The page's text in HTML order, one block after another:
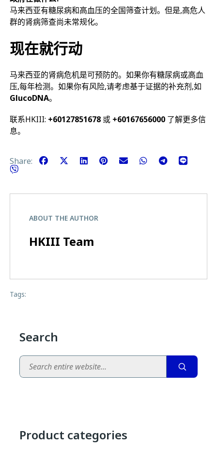
马来西亚有糖尿病和高血压的全国筛查计划。但是,高危人
群的肾病筛查尚未常规化。
现在就行动
马来西亚的肾病危机是可预防的。如果你有糖尿病或高血
压,每年检测。如果你有风险,请考虑基于证据的补充剂,如
GlucoDNA。
联系HKIII: +60127851678 或 +60167656000 了解更多信
息。
Share:
ABOUT THE AUTHOR
HKIII Team
Tags:
Search
Search
Product categories